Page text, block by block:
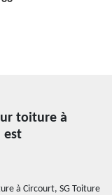
toiture à
est
à Circourt, SG Toiture